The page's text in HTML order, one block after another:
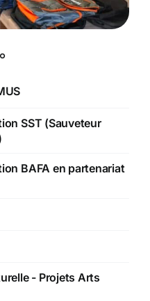
SST (Sauveteur
BAFA en partenariat
- Projets Arts